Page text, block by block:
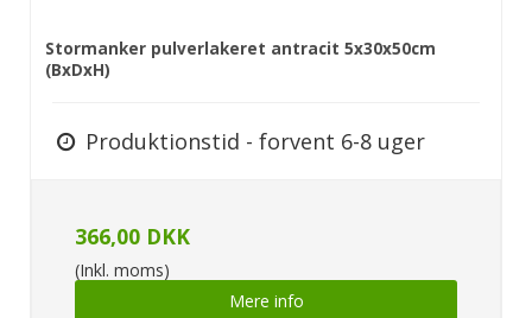
Stormanker pulverlakeret antracit 5x30x50cm
(BxDxH)
Produktionstid - forvent 6-8 uger
366,00 DKK
(Inkl. moms)
Mere info